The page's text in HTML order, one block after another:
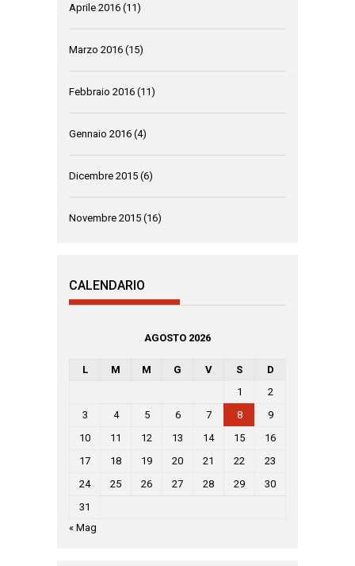
Aprile 2016 (11)
Marzo 2016 (15)
Febbraio 2016 (11)
Gennaio 2016 (4)
Dicembre 2015 (6)
Novembre 2015 (16)
CALENDARIO
AGOSTO 2026
L M M G V S
D
1
2
3
4 5 6 7 8
9
10
11 12 13 14 15
16
17
18 19 20 21 22
23
24
25 26 27 28 29
30
31
« Mag